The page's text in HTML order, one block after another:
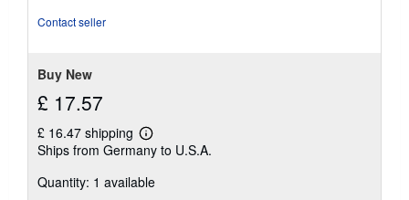
Contact seller
Buy New
£ 17.57
£ 16.47 shipping
Learn
more
shipping
Ships from Germany to U.S.A.
Quantity: 1 available